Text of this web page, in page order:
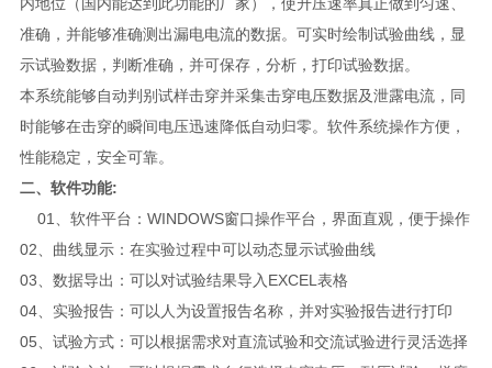
准确，并能够准确测出漏电电流的数据。可实时绘制试验曲线，显
示试验数据，判断准确，并可保存，分析，打印试验数据。
本系统能够自动判别试样击穿并采集击穿电压数据及泄露电流，同
时能够在击穿的瞬间电压迅速降低自动归零。软件系统操作方便，
性能稳定，安全可靠。
二、软件功能:
01、软件平台：WINDOWS窗口操作平台，界面直观，便于操作
02、曲线显示：在实验过程中可以动态显示试验曲线
03、数据导出：可以对试验结果导入EXCEL表格
04、实验报告：可以人为设置报告名称，并对实验报告进行打印
05、试验方式：可以根据需求对直流试验和交流试验进行灵活选择